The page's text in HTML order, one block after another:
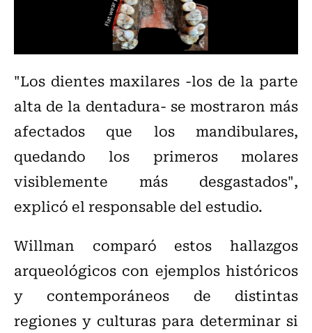
"Los dientes maxilares -los de la parte
alta de la dentadura- se mostraron más
afectados que los mandibulares,
quedando los primeros molares
visiblemente más desgastados",
explicó el responsable del estudio.
Willman comparó estos hallazgos
arqueológicos con ejemplos históricos
y contemporáneos de distintas
regiones y culturas para determinar si